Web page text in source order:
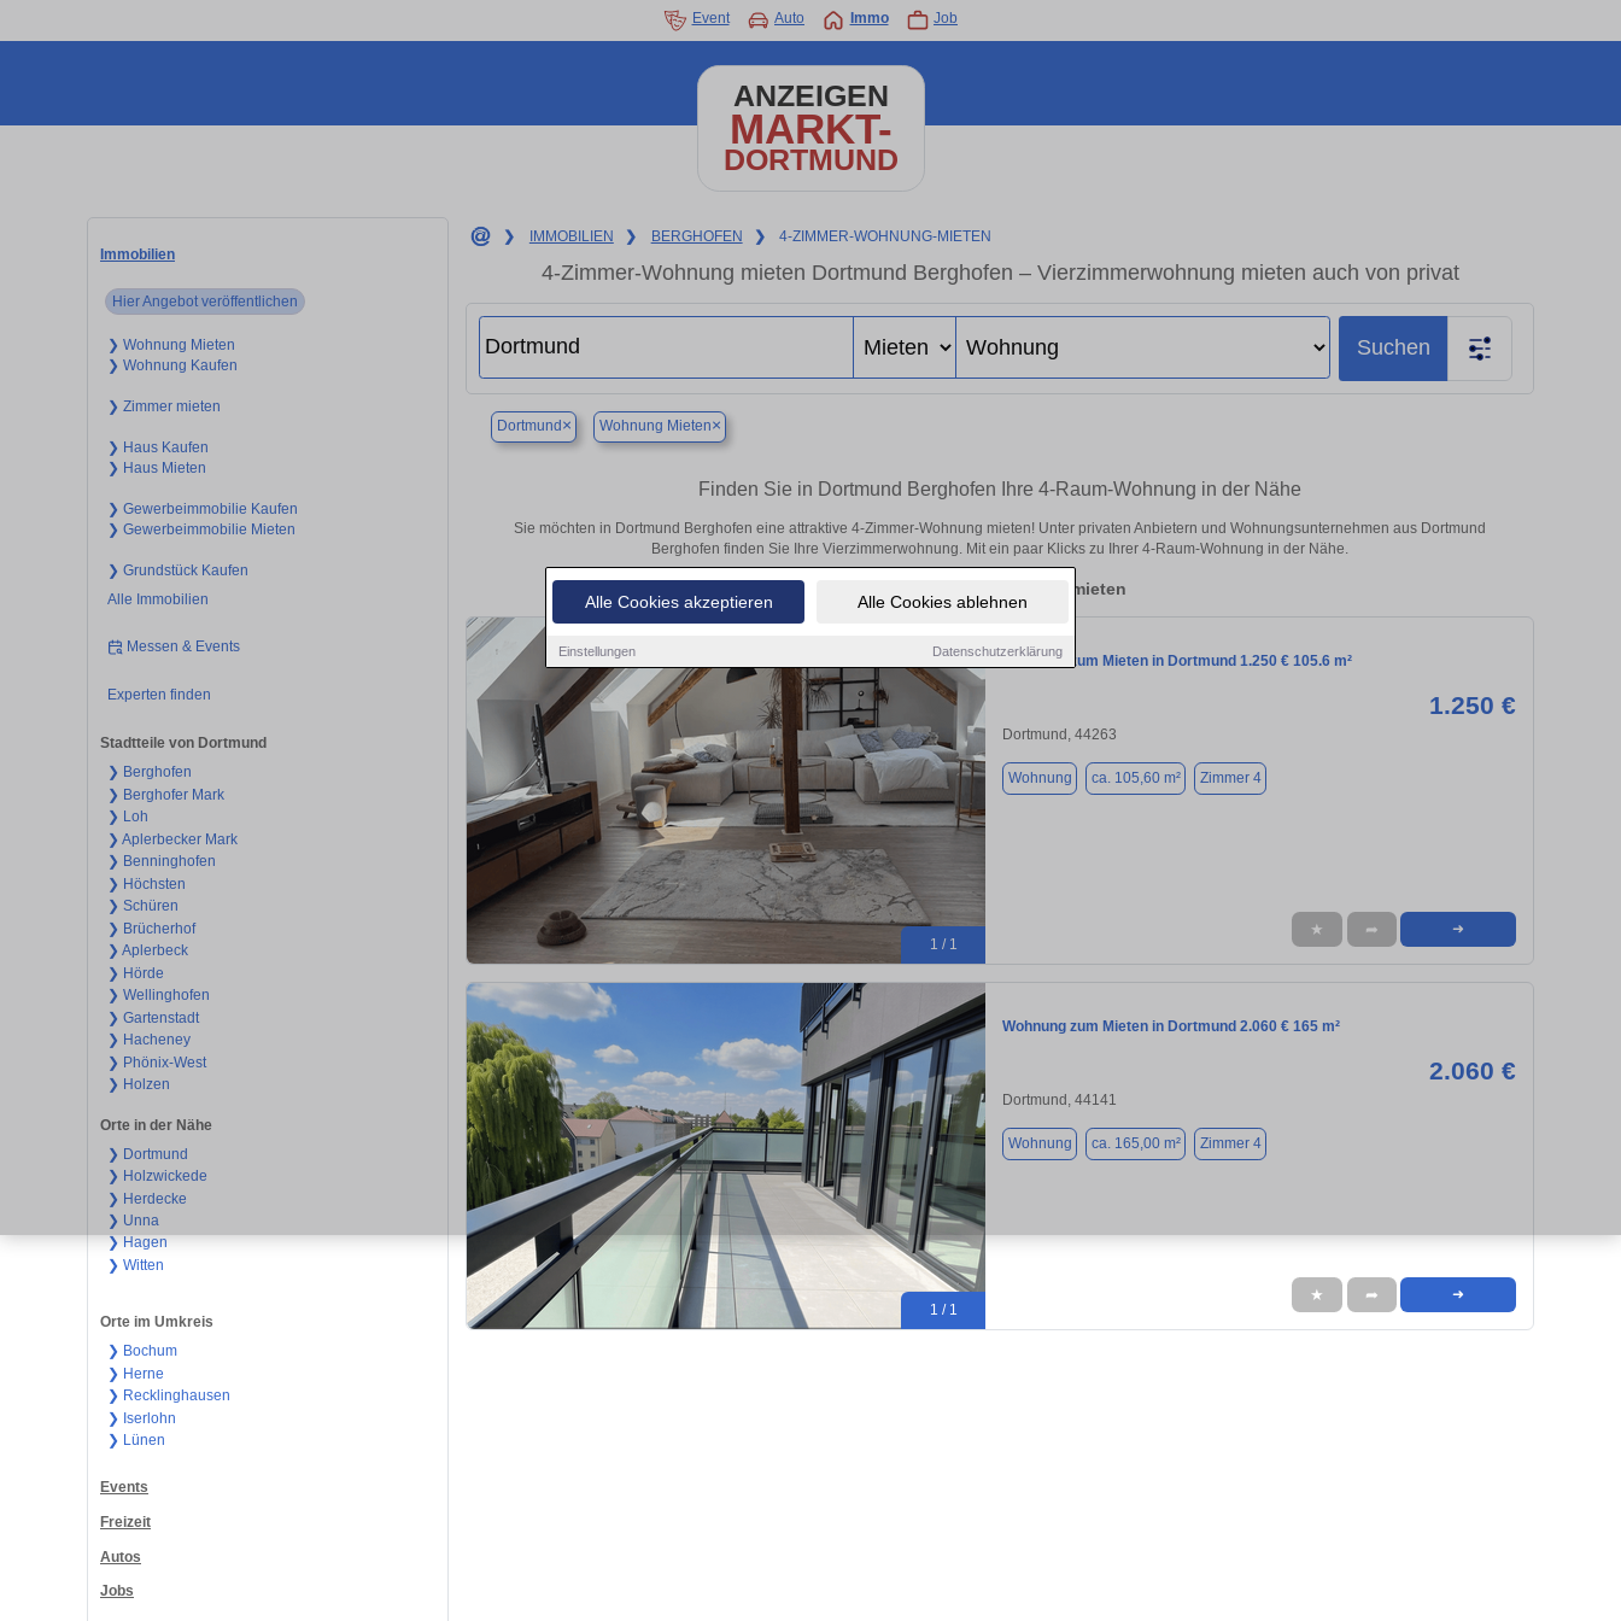
Alle Cookies akzeptieren Alle Cookies ablehnen
Einstellungen Datenschutzerklärung
Event Auto Immo Job
ANZEIGEN
MARKT-
DORTMUND
Immobilien
Hier Angebot veröffentlichen
❯ Wohnung Mieten
❯ Wohnung Kaufen
❯ Zimmer mieten
❯ Haus Kaufen
❯ Haus Mieten
❯ Gewerbeimmobilie Kaufen
❯ Gewerbeimmobilie Mieten
❯ Grundstück Kaufen
Alle Immobilien
Messen & Events
Experten finden
Stadtteile von Dortmund
❯ Berghofen
❯ Berghofer Mark
❯ Loh
❯ Aplerbecker Mark
❯ Benninghofen
❯ Höchsten
❯ Schüren
❯ Brücherhof
❯ Aplerbeck
❯ Hörde
❯ Wellinghofen
❯ Gartenstadt
❯ Hacheney
❯ Phönix-West
❯ Holzen
Orte in der Nähe
❯ Dortmund
❯ Holzwickede
❯ Herdecke
❯ Unna
❯ Hagen
❯ Witten
Orte im Umkreis
❯ Bochum
❯ Herne
❯ Recklinghausen
❯ Iserlohn
❯ Lünen
Events
Freizeit
Autos
Jobs
❯ IMMOBILIEN ❯ BERGHOFEN ❯ 4-ZIMMER-WOHNUNG-MIETEN
4-Zimmer-Wohnung mieten Dortmund Berghofen – Vierzimmerwohnung mieten auch von privat
Suchen
Dortmund × Wohnung Mieten×
Finden Sie in Dortmund Berghofen Ihre 4-Raum-Wohnung in der Nähe
Sie möchten in Dortmund Berghofen eine attraktive 4-Zimmer-Wohnung mieten! Unter privaten Anbietern und Wohnungsunternehmen aus Dortmund
Berghofen finden Sie Ihre Vierzimmerwohnung. Mit ein paar Klicks zu Ihrer 4-Raum-Wohnung in der Nähe.
Aktuelle Wohnung zum mieten
1 / 1
Wohnung zum Mieten in Dortmund 1.250 € 105.6 m²
1.250 €
Dortmund, 44263
Wohnung ca. 105,60 m² Zimmer 4
★ ➦ ➜
1 / 1
Wohnung zum Mieten in Dortmund 2.060 € 165 m²
2.060 €
Dortmund, 44141
Wohnung ca. 165,00 m² Zimmer 4
★ ➦ ➜